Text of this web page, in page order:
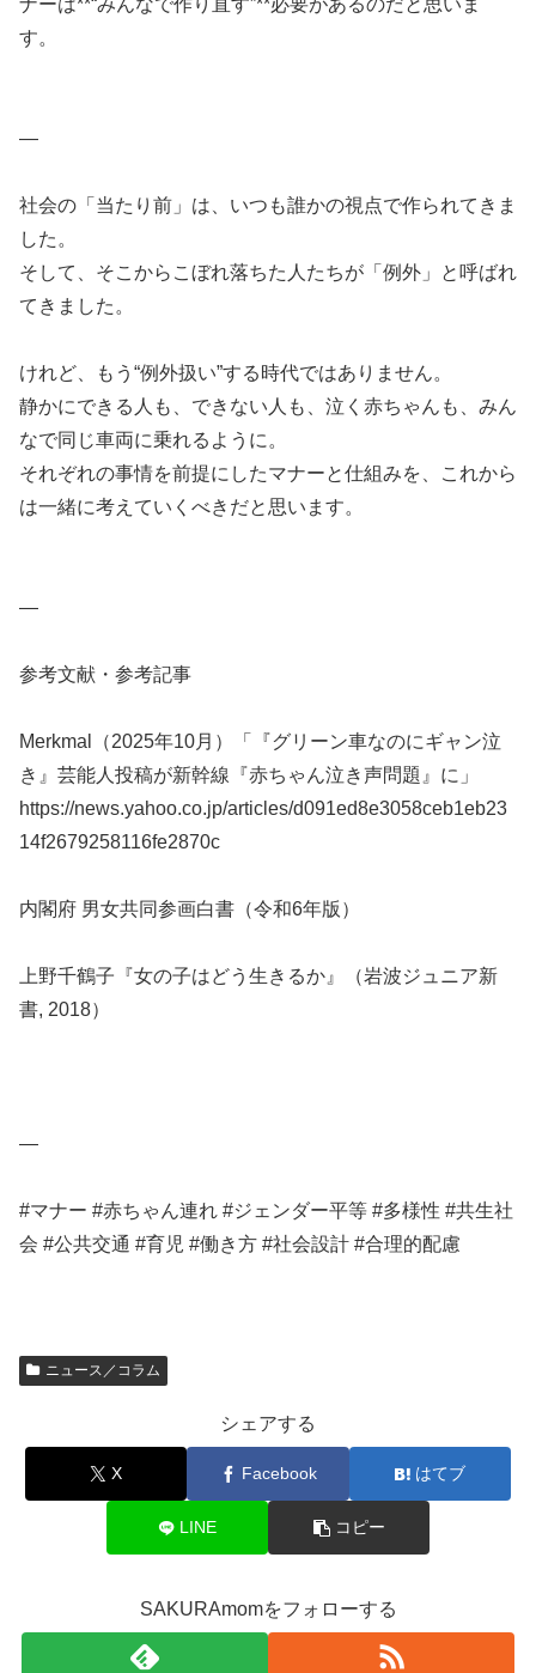
ナーは**“みんなで作り直す”**必要があるのだと思いま
す。
—
社会の「当たり前」は、いつも誰かの視点で作られてきま
した。
そして、そこからこぼれ落ちた人たちが「例外」と呼ばれ
てきました。
けれど、もう“例外扱い”する時代ではありません。
静かにできる人も、できない人も、泣く赤ちゃんも、みん
なで同じ車両に乗れるように。
それぞれの事情を前提にしたマナーと仕組みを、これから
は一緒に考えていくべきだと思います。
—
参考文献・参考記事
Merkmal（2025年10月）「『グリーン車なのにギャン泣
き』芸能人投稿が新幹線『赤ちゃん泣き声問題』に」
https://news.yahoo.co.jp/articles/d091ed8e3058ceb1eb23
14f2679258116fe2870c
内閣府 男女共同参画白書（令和6年版）
上野千鶴子『女の子はどう生きるか』（岩波ジュニア新
書, 2018）
—
#マナー #赤ちゃん連れ #ジェンダー平等 #多様性 #共生社
会 #公共交通 #育児 #働き方 #社会設計 #合理的配慮
ニュース／コラム
シェアする
X Facebook はてブ
LINE コピー
SAKURAmomをフォローする